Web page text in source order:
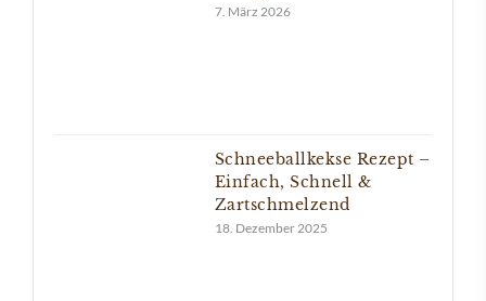
7. März 2026
Schneeballkekse Rezept –
Einfach, Schnell &
Zartschmelzend
18. Dezember 2025